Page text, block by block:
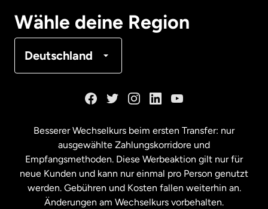
Wähle deine Region
Deutschland
Malaysia
Neuseeland
Besserer Wechselkurs beim ersten Transfer: nur
ausgewählte Zahlungskorridore und
Empfangsmethoden. Diese Werbeaktion gilt nur für
neue Kunden und kann nur einmal pro Person genutzt
werden. Gebühren und Kosten fallen weiterhin an.
Änderungen am Wechselkurs vorbehalten.